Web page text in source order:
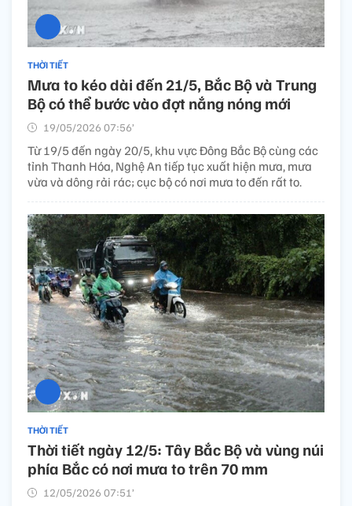
THỜI TIẾT
Mưa to kéo dài đến 21/5, Bắc Bộ và Trung
Bộ có thể bước vào đợt nắng nóng mới
19/05/2026 07:56’
Từ 19/5 đến ngày 20/5, khu vực Đông Bắc Bộ cùng các
tỉnh Thanh Hóa, Nghệ An tiếp tục xuất hiện mưa, mưa
vừa và dông rải rác; cục bộ có nơi mưa to đến rất to.
THỜI TIẾT
Thời tiết ngày 12/5: Tây Bắc Bộ và vùng núi
phía Bắc có nơi mưa to trên 70 mm
12/05/2026 07:51’